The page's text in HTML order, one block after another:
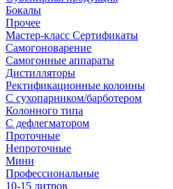
Бокалы
Прочее
Мастер-класс Сертификаты
Самогоноварение
Самогонные аппараты
Дистилляторы
Ректификационные колонны
С сухопарником/барботером
Колонного типа
С дефлегматором
Проточные
Непроточные
Мини
Профессиональные
10-15 литров